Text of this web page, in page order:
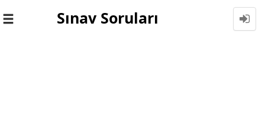
Toggle
Sınav Soruları